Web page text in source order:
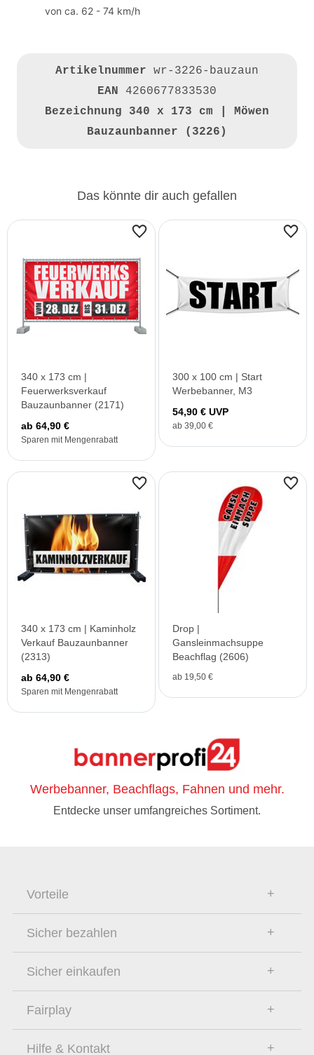
von ca. 62 - 74 km/h
Artikelnummer wr-3226-bauzaun
EAN 4260677833530
Bezeichnung 340 x 173 cm | Möwen
Bauzaunbanner (3226)
Das könnte dir auch gefallen
340 x 173 cm |
Feuerwerksverkauf
Bauzaunbanner (2171)
ab 64,90 €
Sparen mit Mengenrabatt
300 x 100 cm | Start
Werbebanner, M3
54,90 € UVP
ab 39,00 €
340 x 173 cm | Kaminholz
Verkauf Bauzaunbanner
(2313)
ab 64,90 €
Sparen mit Mengenrabatt
Drop |
Gansleinmachsuppe
Beachflag (2606)
ab 19,50 €
Werbebanner, Beachflags, Fahnen und mehr.
Entdecke unser umfangreiches Sortiment.
Vorteile
Sicher bezahlen
Sicher einkaufen
Fairplay
Hilfe & Kontakt